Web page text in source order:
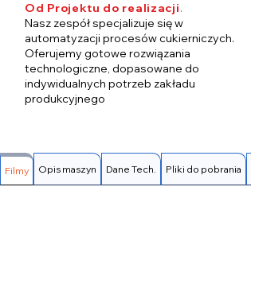
Od Projektu do realizacji.
Nasz zespół specjalizuje się w
automatyzacji procesów cukierniczych.
Oferujemy gotowe rozwiązania
technologiczne, dopasowane do
indywidualnych potrzeb zakładu
produkcyjnego
Filmy Opis maszyn Dane Tech. Pliki do pobrania